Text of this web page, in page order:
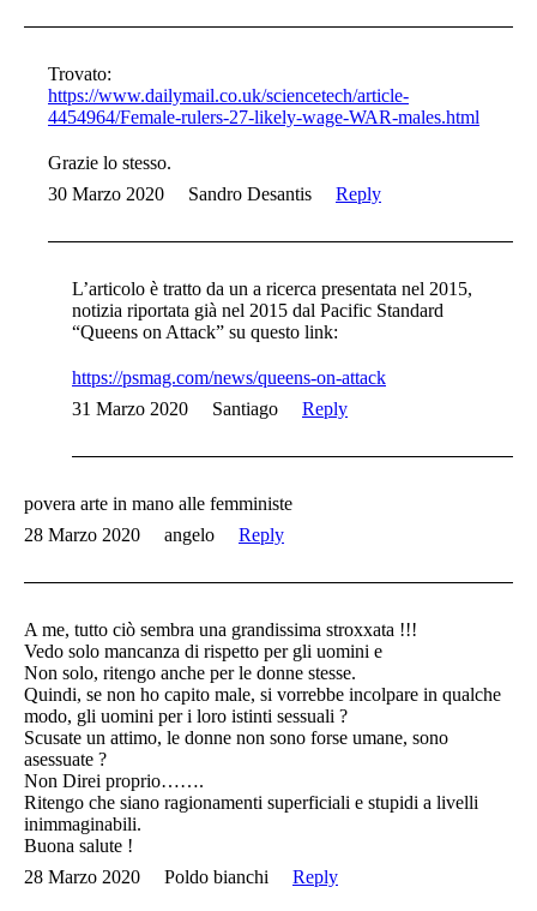
Trovato:
https://www.dailymail.co.uk/sciencetech/article-
4454964/Female-rulers-27-likely-wage-WAR-males.html
Grazie lo stesso.
30 Marzo 2020
Sandro Desantis Reply
L’articolo è tratto da un a ricerca presentata nel 2015,
notizia riportata già nel 2015 dal Pacific Standard
“Queens on Attack” su questo link:
https://psmag.com/news/queens-on-attack
31 Marzo 2020
Santiago Reply
povera arte in mano alle femministe
28 Marzo 2020
angelo Reply
A me, tutto ciò sembra una grandissima stroxxata !!!
Vedo solo mancanza di rispetto per gli uomini e
Non solo, ritengo anche per le donne stesse.
Quindi, se non ho capito male, si vorrebbe incolpare in qualche
modo, gli uomini per i loro istinti sessuali ?
Scusate un attimo, le donne non sono forse umane, sono
asessuate ?
Non Direi proprio…….
Ritengo che siano ragionamenti superficiali e stupidi a livelli
inimmaginabili.
Buona salute !
28 Marzo 2020
Poldo bianchi Reply